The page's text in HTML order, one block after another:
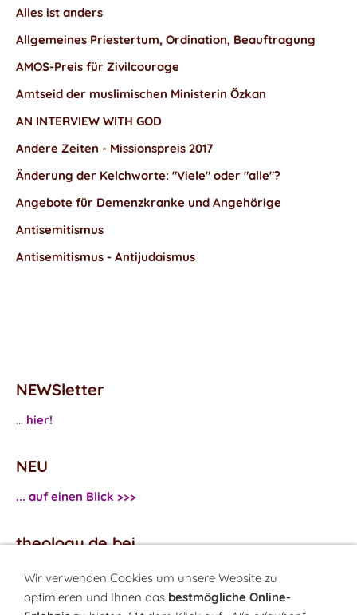
Alles ist anders
Allgemeines Priestertum, Ordination, Beauftragung
AMOS-Preis für Zivilcourage
Amtseid der muslimischen Ministerin Özkan
AN INTERVIEW WITH GOD
Andere Zeiten - Missionspreis 2017
Änderung der Kelchworte: "Viele" oder "alle"?
Angebote für Demenzkranke und Angehörige
Antisemitismus
Antisemitismus - Antijudaismus
NEWSletter
... hier!
NEU
... auf einen Blick >>>
theology.de bei
...Facebook
...Twitter
Wir verwenden Cookies um unsere Website zu
optimieren und Ihnen das bestmögliche Online-